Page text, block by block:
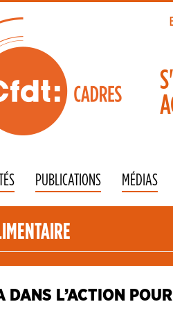
PUBLICATIONS MÉDIAS
DANS L’ACTION